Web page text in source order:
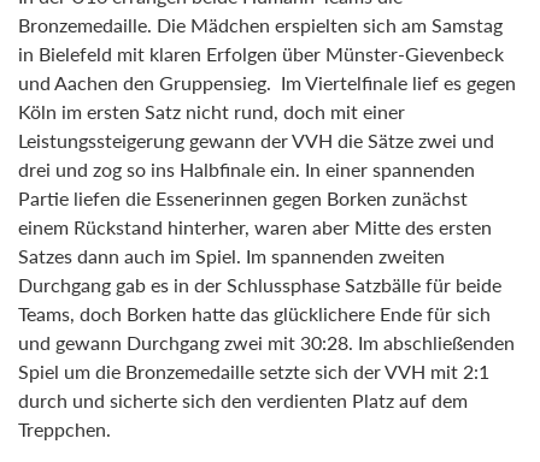
Bronzemedaille. Die Mädchen erspielten sich am Samstag
in Bielefeld mit klaren Erfolgen über Münster-Gievenbeck
und Aachen den Gruppensieg. Im Viertelfinale lief es gegen
Köln im ersten Satz nicht rund, doch mit einer
Leistungssteigerung gewann der VVH die Sätze zwei und
drei und zog so ins Halbfinale ein. In einer spannenden
Partie liefen die Essenerinnen gegen Borken zunächst
einem Rückstand hinterher, waren aber Mitte des ersten
Satzes dann auch im Spiel. Im spannenden zweiten
Durchgang gab es in der Schlussphase Satzbälle für beide
Teams, doch Borken hatte das glücklichere Ende für sich
und gewann Durchgang zwei mit 30:28. Im abschließenden
Spiel um die Bronzemedaille setzte sich der VVH mit 2:1
durch und sicherte sich den verdienten Platz auf dem
Treppchen.